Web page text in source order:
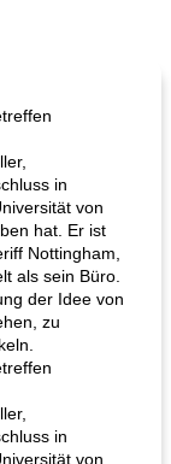
in
von
hat. Er ist
Nottingham,
als sein Büro.
der Idee von
zu
in
von